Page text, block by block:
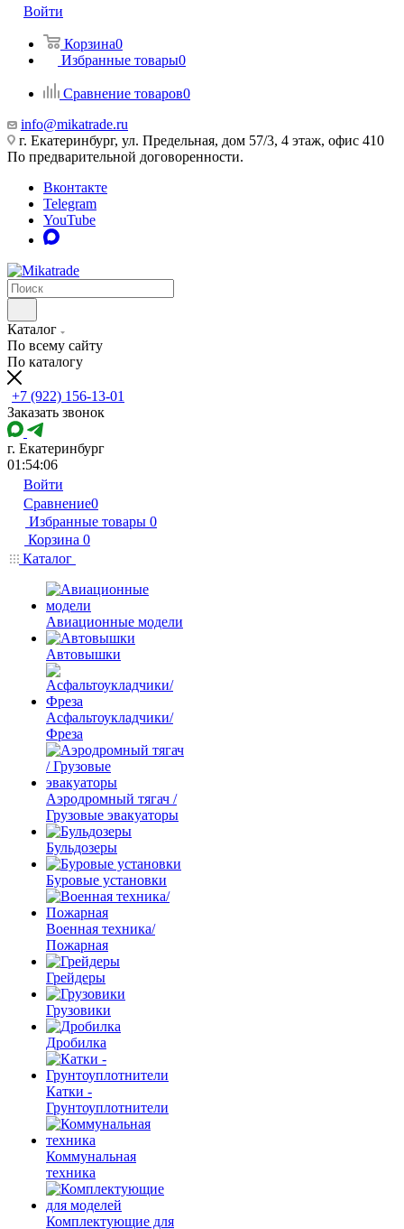
Войти
Корзина0
Избранные товары0
Сравнение товаров0
info@mikatrade.ru
г. Екатеринбург, ул. Предельная, дом 57/3, 4 этаж, офис 410
По предварительной договоренности.
Вконтакте
Telegram
YouTube
Каталог
По всему сайту
По каталогу
+7 (922) 156-13-01
Заказать звонок
г. Екатеринбург
01:54:06
Войти
Сравнение0
Избранные товары 0
Корзина 0
Каталог
Авиационные модели
Автовышки
Асфальтоукладчики/
Фреза
Аэродромный тягач /
Грузовые эвакуаторы
Бульдозеры
Буровые установки
Военная техника/
Пожарная
Грейдеры
Грузовики
Дробилка
Катки -
Грунтоуплотнители
Коммунальная
техника
Комплектующие для